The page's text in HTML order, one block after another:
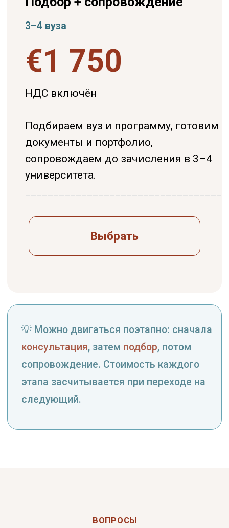
Работаем онлайн
Документы
Новости
Юридическая информация
© TOMO CERO, S.L.U. 2026 CIF: B62544374
Aviso Legal